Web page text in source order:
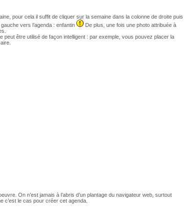
pour cela il suffit de cliquer sur la semaine dans la colonne de droite puis
vers l’agenda : enfantin
De plus, une fois une photo attribuée à
peut être utilisé de façon intelligent : par exemple, vous pouvez placer la
On n’est jamais à l’abris d’un plantage du navigateur web, surtout
c’est le cas pour créer cet agenda.